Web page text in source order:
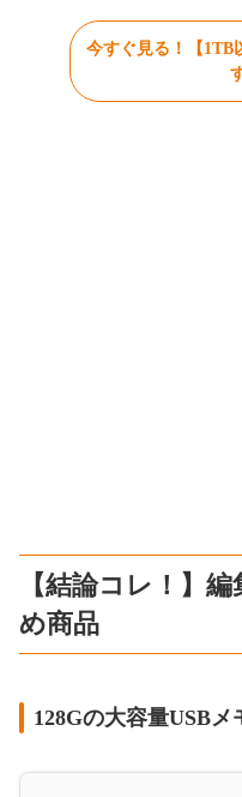
今すぐ見る！【1TB
【結論コレ！】
め商品
128Gの大容量USB